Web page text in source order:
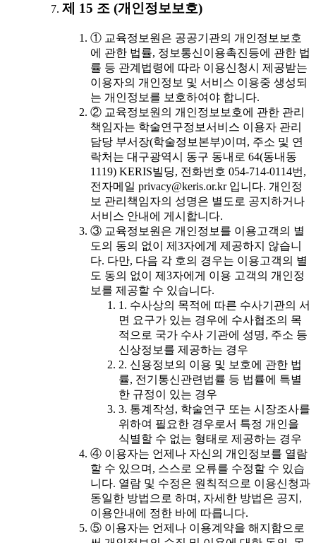
제 15 조 (개인정보보호)
① 교육정보원은 공공기관의 개인정보보호
에 관한 법률, 정보통신이용촉진등에 관한 법
률 등 관계법령에 따라 이용신청시 제공받는
이용자의 개인정보 및 서비스 이용중 생성되
는 개인정보를 보호하여야 합니다.
② 교육정보원의 개인정보보호에 관한 관리
책임자는 학술연구정보서비스 이용자 관리
담당 부서장(학술정보본부)이며, 주소 및 연
락처는 대구광역시 동구 동내로 64(동내동
1119) KERIS빌딩, 전화번호 054-714-0114번,
전자메일 privacy@keris.or.kr 입니다. 개인정
보 관리책임자의 성명은 별도로 공지하거나
서비스 안내에 게시합니다.
③ 교육정보원은 개인정보를 이용고객의 별
도의 동의 없이 제3자에게 제공하지 않습니
다. 다만, 다음 각 호의 경우는 이용고객의 별
도 동의 없이 제3자에게 이용 고객의 개인정
보를 제공할 수 있습니다.
1. 수사상의 목적에 따른 수사기관의 서
면 요구가 있는 경우에 수사협조의 목
적으로 국가 수사 기관에 성명, 주소 등
신상정보를 제공하는 경우
2. 신용정보의 이용 및 보호에 관한 법
률, 전기통신관련법률 등 법률에 특별
한 규정이 있는 경우
3. 통계작성, 학술연구 또는 시장조사를
위하여 필요한 경우로서 특정 개인을
식별할 수 없는 형태로 제공하는 경우
④ 이용자는 언제나 자신의 개인정보를 열람
할 수 있으며, 스스로 오류를 수정할 수 있습
니다. 열람 및 수정은 원칙적으로 이용신청과
동일한 방법으로 하며, 자세한 방법은 공지,
이용안내에 정한 바에 따릅니다.
⑤ 이용자는 언제나 이용계약을 해지함으로